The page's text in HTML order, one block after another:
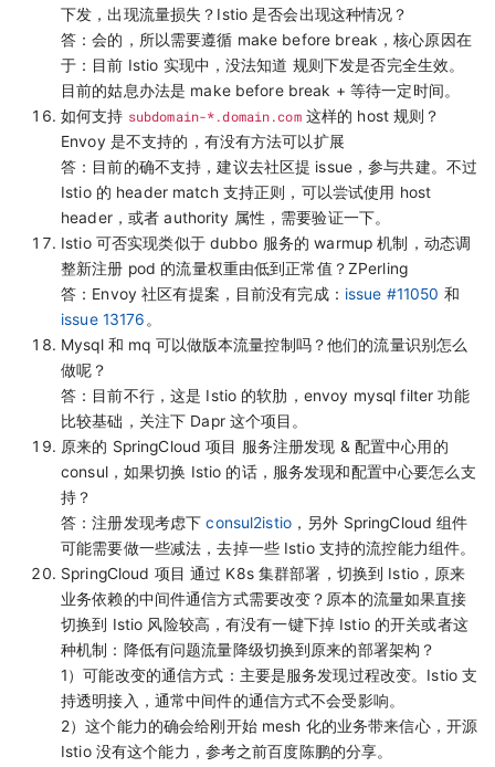
下发，出现流量损失？Istio 是否会出现这种情况？
答：会的，所以需要遵循 make before break，核心原因在
于：目前 Istio 实现中，没法知道 规则下发是否完全生效。
目前的姑息办法是 make before break + 等待一定时间。
如何支持 subdomain-*.domain.com这样的 host 规则？
Envoy 是不支持的，有没有方法可以扩展
答：目前的确不支持，建议去社区提 issue，参与共建。不过
Istio 的 header match 支持正则，可以尝试使用 host
header，或者 authority 属性，需要验证一下。
Istio 可否实现类似于 dubbo 服务的 warmup 机制，动态调
整新注册 pod 的流量权重由低到正常值？ZPerling
答：Envoy 社区有提案，目前没有完成： issue #11050 和
issue 13176。
Mysql 和 mq 可以做版本流量控制吗？他们的流量识别怎么
做呢？
答：目前不行，这是 Istio 的软肋，envoy mysql filter 功能
比较基础，关注下 Dapr 这个项目。
原来的 SpringCloud 项目 服务注册发现 & 配置中心用的
consul，如果切换 Istio 的话，服务发现和配置中心要怎么支
持？
答：注册发现考虑下consul2istio ，另外 SpringCloud 组件
可能需要做一些减法，去掉一些 Istio 支持的流控能力组件。
SpringCloud 项目 通过 K8s 集群部署，切换到 Istio，原来
业务依赖的中间件通信方式需要改变？原本的流量如果直接
切换到 Istio 风险较高，有没有一键下掉 Istio 的开关或者这
种机制：降低有问题流量降级切换到原来的部署架构？
1）可能改变的通信方式：主要是服务发现过程改变。Istio 支
持透明接入，通常中间件的通信方式不会受影响。
2）这个能力的确会给刚开始 mesh 化的业务带来信心，开源
Istio 没有这个能力，参考之前百度陈鹏的分享。